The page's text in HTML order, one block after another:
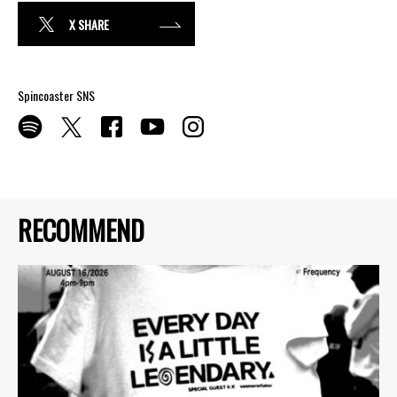
RECOMMEND
X SHARE
Spincoaster SNS